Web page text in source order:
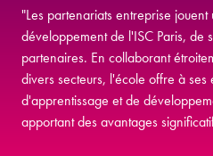
"Les partenariats entreprise
développement de l'ISC Paris, de
partenaires. En collaborant
divers secteurs, l'école offre à ses
d'apprentissage et de
apportant des avantages